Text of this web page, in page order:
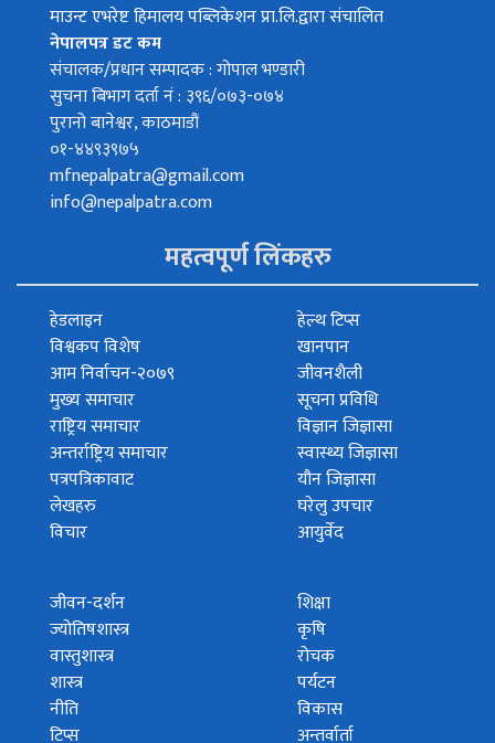
माउन्ट एभरेष्ट हिमालय पब्लिकेशन प्रा.लि.द्वारा संचालित
नेपालपत्र डट कम
संचालक/प्रधान सम्पादक : गोपाल भण्डारी
सुचना बिभाग दर्ता नं : ३९६/०७३-०७४
पुरानो बानेश्वर, काठमाडौं
०१-४४९३९७५
mfnepalpatra@gmail.com
info@nepalpatra.com
महत्वपूर्ण लिंकहरु
हेडलाइन
विश्वकप विशेष
आम निर्वाचन-२०७९
मुख्य समाचार
राष्ट्रिय समाचार
अन्तर्राष्ट्रिय समाचार
पत्रपत्रिकावाट
लेखहरु
विचार
हेल्थ टिप्स
खानपान
जीवनशैली
सूचना प्रविधि
विज्ञान जिज्ञासा
स्वास्थ्य जिज्ञासा
यौन जिज्ञासा
घरेलु उपचार
आयुर्वेद
जीवन-दर्शन
ज्योतिषशास्त्र
वास्तुशास्त्र
शास्त्र
नीति
टिप्स
शिक्षा
कृषि
रोचक
पर्यटन
विकास
अन्तर्वार्ता